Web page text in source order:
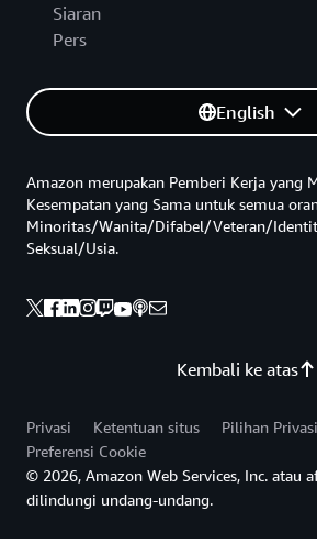
Siaran
Pers
English
Kembali ke atas
Amazon merupakan Pemberi Kerja yang
Kesempatan yang Sama untuk semua
Minoritas/Wanita/Difabel/Veteran/
Seksual/Usia.
Privasi Ketentuan situs
Pilihan
Preferensi Cookie
© 2026, Amazon Web Services, Inc. atau
dilindungi undang-undang.